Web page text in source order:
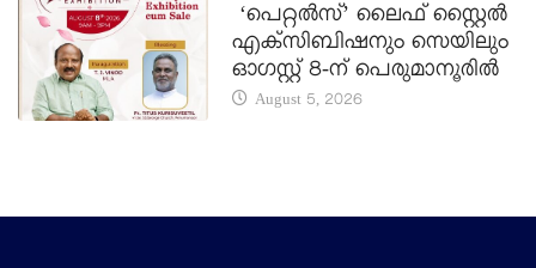
‘പെറ്റൽസ്’ ലൈഫ് സ്റ്റൈൽ
എക്സിബിഷനും സെയിലും
ഓഗസ്റ്റ് 8-ന് പെരുമാനൂരിൽ
August 5, 2026